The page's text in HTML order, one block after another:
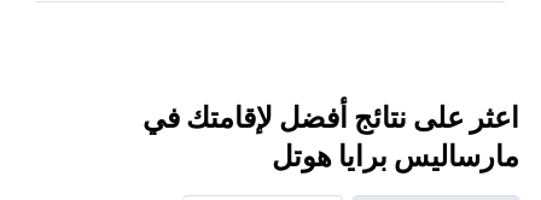
اعثر على نتائج أفضل لإقامتك في
مارساليس برايا هوتل